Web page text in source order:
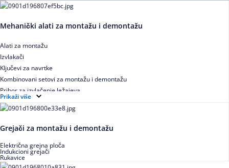
Mehanički alati za montažu i demontažu
Alati za montažu
Izvlakači
Ključevi za navrtke
Kombinovani setovi za montažu i demontažu
Pribor za izvlačenje ležajeva
Prikaži više
Grejači za montažu i demontažu
Električna grejna ploča
Indukcioni grejači
Rukavice